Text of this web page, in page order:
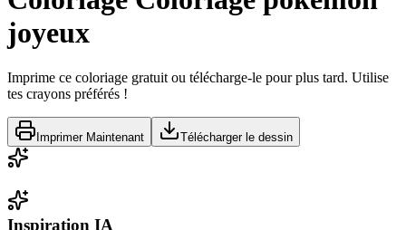
joyeux
Imprime ce coloriage gratuit ou télécharge-le pour plus tard. Utilise
tes crayons préférés !
Imprimer Maintenant Télécharger le dessin
Inspiration IA